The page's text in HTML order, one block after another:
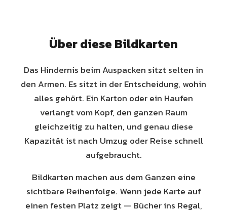
Über diese Bildkarten
Das Hindernis beim Auspacken sitzt selten in
den Armen. Es sitzt in der Entscheidung, wohin
alles gehört. Ein Karton oder ein Haufen
verlangt vom Kopf, den ganzen Raum
gleichzeitig zu halten, und genau diese
Kapazität ist nach Umzug oder Reise schnell
aufgebraucht.
Bildkarten machen aus dem Ganzen eine
sichtbare Reihenfolge. Wenn jede Karte auf
einen festen Platz zeigt — Bücher ins Regal,